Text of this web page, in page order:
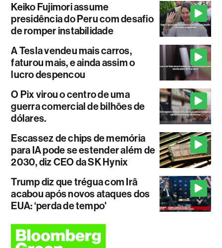
Keiko Fujimori assume
presidência do Peru com desafio
de romper instabilidade
A Tesla vendeu mais carros,
faturou mais, e ainda assim o
lucro despencou
O Pix virou o centro de uma
guerra comercial de bilhões de
dólares.
Escassez de chips de memória
para IA pode se estender além de
2030, diz CEO da SK Hynix
Trump diz que trégua com Irã
acabou após novos ataques dos
EUA: ‘perda de tempo'